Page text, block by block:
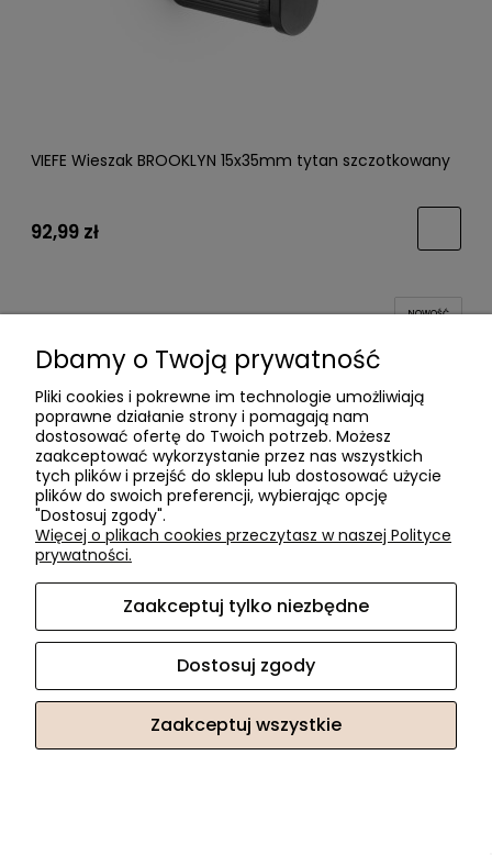
VIEFE Wieszak BROOKLYN 15x35mm tytan szczotkowany
92,99 zł
VIEFE Wieszak BROOKLYN 30x70mm brąz szczotkowany
215,13 zł
NOWOŚĆ
Dbamy o Twoją prywatność
Pliki cookies i pokrewne im technologie umożliwiają
poprawne działanie strony i pomagają nam
dostosować ofertę do Twoich potrzeb. Możesz
zaakceptować wykorzystanie przez nas wszystkich
tych plików i przejść do sklepu lub dostosować użycie
plików do swoich preferencji, wybierając opcję
"Dostosuj zgody".
Więcej o plikach cookies przeczytasz w naszej Polityce
prywatności.
Zaakceptuj tylko niezbędne
Dostosuj zgody
Zaakceptuj wszystkie